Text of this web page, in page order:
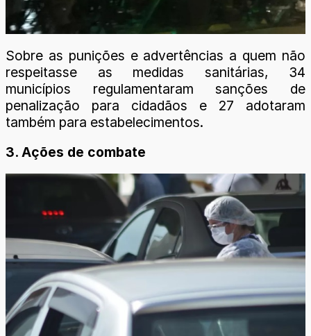
Sobre as punições e advertências a quem não
respeitasse as medidas sanitárias, 34
municípios regulamentaram sanções de
penalização para cidadãos e 27 adotaram
também para estabelecimentos.
3. Ações de combate